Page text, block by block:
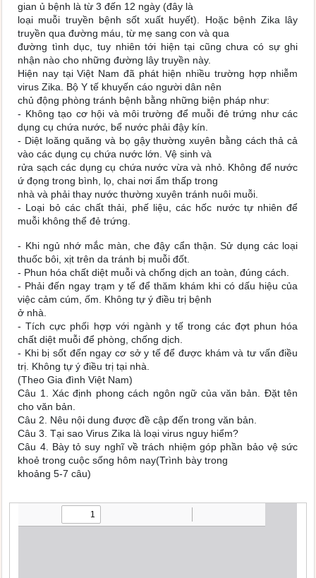
gian ủ bệnh là từ 3 đến 12 ngày (đây là
loại muỗi truyền bệnh sốt xuất huyết). Hoặc bệnh Zika lây
truyền qua đường máu, từ mẹ sang con và qua
đường tình dục, tuy nhiên tới hiện tại cũng chưa có sự ghi
nhận nào cho những đường lây truyền này.
Hiện nay tại Việt Nam đã phát hiện nhiều trường hợp nhiễm
virus Zika. Bộ Y tế khuyến cáo người dân nên
chủ động phòng tránh bệnh bằng những biện pháp như:
- Không tạo cơ hội và môi trường để muỗi đẻ trứng như các
dụng cụ chứa nước, bể nước phải đậy kín.
- Diệt loăng quăng và bọ gậy thường xuyên bằng cách thả cả
vào các dụng cụ chứa nước lớn. Vệ sinh và
rửa sạch các dụng cụ chứa nước vừa và nhỏ. Không để nước
ứ đọng trong bình, lọ, chai nơi ẩm thấp trong
nhà và phải thay nước thường xuyên tránh nuôi muỗi.
- Loại bỏ các chất thải, phế liệu, các hốc nước tự nhiên để
muỗi không thể đẻ trứng.
- Khi ngủ nhớ mắc màn, che đậy cẩn thận. Sử dụng các loại
thuốc bôi, xịt trên da tránh bị muỗi đốt.
- Phun hóa chất diệt muỗi và chống dịch an toàn, đúng cách.
- Phải đến ngay trạm y tế để thăm khám khi có dấu hiệu của
việc cảm cúm, ốm. Không tự ý điều trị bệnh
ở nhà.
- Tích cực phối hợp với ngành y tế trong các đợt phun hóa
chất diệt muỗi để phòng, chống dịch.
- Khi bị sốt đến ngay cơ sở y tế để được khám và tư vấn điều
trị. Không tự ý điều trị tại nhà.
(Theo Gia đình Việt Nam)
Câu 1. Xác định phong cách ngôn ngữ của văn bản. Đặt tên
cho văn bản.
Câu 2. Nêu nội dung được đề cập đến trong văn bản.
Câu 3. Tại sao Virus Zika là loại virus nguy hiểm?
Câu 4. Bày tỏ suy nghĩ về trách nhiệm góp phần bảo vệ sức
khoẻ trong cuộc sống hôm nay(Trình bày trong
khoảng 5-7 câu)